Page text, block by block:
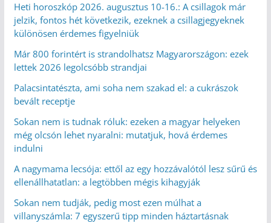
Heti horoszkóp 2026. augusztus 10-16.: A csillagok már
jelzik, fontos hét következik, ezeknek a csillagjegyeknek
különösen érdemes figyelniük
Már 800 forintért is strandolhatsz Magyarországon: ezek
lettek 2026 legolcsóbb strandjai
Palacsintatészta, ami soha nem szakad el: a cukrászok
bevált receptje
Sokan nem is tudnak róluk: ezeken a magyar helyeken
még olcsón lehet nyaralni: mutatjuk, hová érdemes
indulni
A nagymama lecsója: ettől az egy hozzávalótól lesz sűrű és
ellenállhatatlan: a legtöbben mégis kihagyják
Sokan nem tudják, pedig most ezen múlhat a
villanyszámla: 7 egyszerű tipp minden háztartásnak